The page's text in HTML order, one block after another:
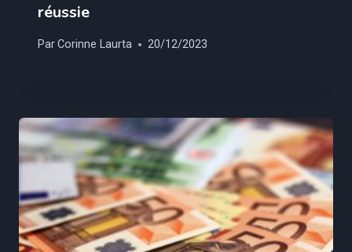
réussie
ParCorinne Laurta 20/12/2023